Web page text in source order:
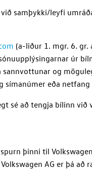
samþykki/leyfi
(a-liður 1. mgr. 6. gr.
úr
og
eða netfang
sé að tengja bílinn við
þinni til
Volkswagen AG er þá að